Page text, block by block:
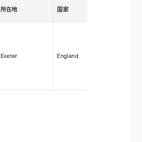
所在地 国家
Exeter England